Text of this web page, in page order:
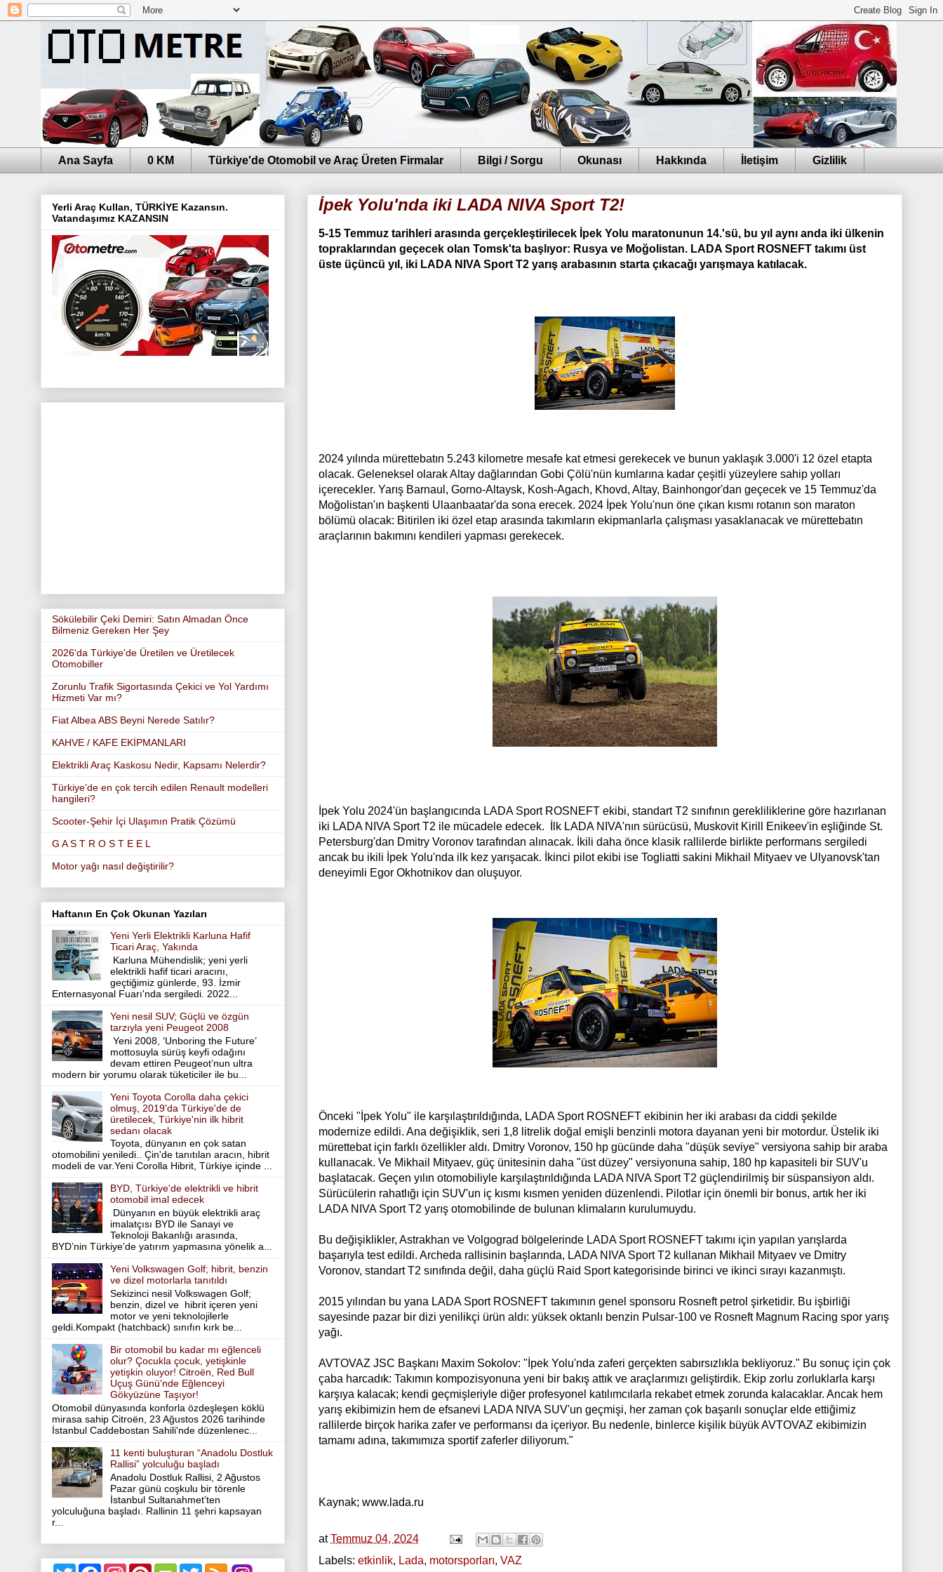
Ana Sayfa 0 KM Türkiye'de Otomobil ve Araç Üreten Firmalar Bilgi / Sorgu Okunası Hakkında İletişim Gizlilik
İpek Yolu'nda iki LADA NIVA Sport T2!
5-15 Temmuz tarihleri ​​arasında gerçekleştirilecek İpek Yolu maratonunun 14.'sü, bu yıl aynı anda iki ülkenin
topraklarından geçecek olan Tomsk'ta başlıyor: Rusya ve Moğolistan. LADA Sport ROSNEFT takımı üst
üste üçüncü yıl, iki LADA NIVA Sport T2 yarış arabasının starta çıkacağı yarışmaya katılacak.
2024 yılında mürettebatın 5.243 kilometre mesafe kat etmesi gerekecek ve bunun yaklaşık 3.000'i 12 özel etapta
olacak. Geleneksel olarak Altay dağlarından Gobi Çölü'nün kumlarına kadar çeşitli yüzeylere sahip yolları
içerecekler. Yarış Barnaul, Gorno-Altaysk, Kosh-Agach, Khovd, Altay, Bainhongor'dan geçecek ve 15 Temmuz'da
Moğolistan'ın başkenti Ulaanbaatar'da sona erecek. 2024 İpek Yolu'nun öne çıkan kısmı rotanın son maraton
bölümü olacak: Bitirilen iki özel etap arasında takımların ekipmanlarla çalışması yasaklanacak ve mürettebatın
araçlarının bakımını kendileri yapması gerekecek.
İpek Yolu 2024'ün başlangıcında LADA Sport ROSNEFT ekibi, standart T2 sınıfının gerekliliklerine göre hazırlanan
iki LADA NIVA Sport T2 ile mücadele edecek. İlk LADA NIVA'nın sürücüsü, Muskovit Kirill Enikeev'in eşliğinde St.
Petersburg'dan Dmitry Voronov tarafından alınacak. İkili daha önce klasik rallilerde birlikte performans sergiledi
ancak bu ikili İpek Yolu'nda ilk kez yarışacak. İkinci pilot ekibi ise Togliatti sakini Mikhail Mityaev ve Ulyanovsk'tan
deneyimli Egor Okhotnikov dan oluşuyor.
Önceki "İpek Yolu" ile karşılaştırıldığında, LADA Sport ROSNEFT ekibinin her iki arabası da ciddi şekilde
modernize edildi. Ana değişiklik, seri 1,8 litrelik doğal emişli benzinli motora dayanan yeni bir motordur. Üstelik iki
mürettebat için farklı özellikler aldı. Dmitry Voronov, 150 hp gücünde daha "düşük seviye" versiyona sahip bir araba
kullanacak. Ve Mikhail Mityaev, güç ünitesinin daha "üst düzey" versiyonuna sahip, 180 hp kapasiteli bir SUV'u
başlatacak. Geçen yılın otomobiliyle karşılaştırıldığında LADA NIVA Sport T2 güçlendirilmiş bir süspansiyon aldı.
Sürücülerin rahatlığı için SUV'un iç kısmı kısmen yeniden düzenlendi. Pilotlar için önemli bir bonus, artık her iki
LADA NIVA Sport T2 yarış otomobilinde de bulunan klimaların kurulumuydu.
Bu değişiklikler, Astrakhan ve Volgograd bölgelerinde LADA Sport ROSNEFT takımı için yapılan yarışlarda
başarıyla test edildi. Archeda rallisinin başlarında, LADA NIVA Sport T2 kullanan Mikhail Mityaev ve Dmitry
Voronov, standart T2 sınıfında değil, daha güçlü Raid Sport kategorisinde birinci ve ikinci sırayı kazanmıştı.
2015 yılından bu yana LADA Sport ROSNEFT takımının genel sponsoru Rosneft petrol şirketidir. Bu işbirliği
sayesinde pazar bir dizi yenilikçi ürün aldı: yüksek oktanlı benzin Pulsar-100 ve Rosneft Magnum Racing spor yarış
yağı.
AVTOVAZ JSC Başkanı Maxim Sokolov: "İpek Yolu'nda zaferi gerçekten sabırsızlıkla bekliyoruz." Bu sonuç için çok
çaba harcadık: Takımın kompozisyonuna yeni bir bakış attık ve araçlarımızı geliştirdik. Ekip zorlu zorluklarla karşı
karşıya kalacak; kendi geçmişleriyle diğer profesyonel katılımcılarla rekabet etmek zorunda kalacaklar. Ancak hem
yarış ekibimizin hem de efsanevi LADA NIVA SUV'un geçmişi, her zaman çok başarılı sonuçlar elde ettiğimiz
rallilerde birçok harika zafer ve performansı da içeriyor. Bu nedenle, binlerce kişilik büyük AVTOVAZ ekibimizin
tamamı adına, takımımıza sportif zaferler diliyorum."
Kaynak; www.lada.ru
atTemmuz 04, 2024
Labels: etkinlik, Lada, motorsporları, VAZ
Yerli Araç Kullan, TÜRKİYE Kazansın.
Vatandaşımız KAZANSIN
Sökülebilir Çeki Demiri: Satın Almadan Önce
Bilmeniz Gereken Her Şey
2026'da Türkiye'de Üretilen ve Üretilecek
Otomobiller
Zorunlu Trafik Sigortasında Çekici ve Yol Yardımı
Hizmeti Var mı?
Fiat Albea ABS Beyni Nerede Satılır?
KAHVE / KAFE EKİPMANLARI
Elektrikli Araç Kaskosu Nedir, Kapsamı Nelerdir?
Türkiye’de en çok tercih edilen Renault modelleri
hangileri?
Scooter-Şehir İçi Ulaşımın Pratik Çözümü
G A S T R O S T E E L
Motor yağı nasıl değiştirilir?
Haftanın En Çok Okunan Yazıları
Yeni Yerli Elektrikli Karluna Hafif
Ticari Araç, Yakında
Karluna Mühendislik; yeni yerli
elektrikli hafif ticari aracını,
geçtiğimiz günlerde, 93. İzmir
Enternasyonal Fuarı'nda sergiledi. 2022...
Yeni nesil SUV; Güçlü ve özgün
tarzıyla yeni Peugeot 2008
Yeni 2008, ‘Unboring the Future’
mottosuyla sürüş keyfi odağını
devam ettiren Peugeot’nun ultra
modern bir yorumu olarak tüketiciler ile bu...
Yeni Toyota Corolla daha çekici
olmuş, 2019'da Türkiye'de de
üretilecek, Türkiye'nin ilk hibrit
sedanı olacak
Toyota, dünyanın en çok satan
otomobilini yeniledi.. Çin'de tanıtılan aracın, hibrit
modeli de var.Yeni Corolla Hibrit, Türkiye içinde ...
BYD, Türkiye'de elektrikli ve hibrit
otomobil imal edecek
Dünyanın en büyük elektrikli araç
imalatçısı BYD ile Sanayi ve
Teknoloji Bakanlığı arasında,
BYD’nin Türkiye’de yatırım yapmasına yönelik a...
Yeni Volkswagen Golf; hibrit, benzin
ve dizel motorlarla tanıtıldı
Sekizinci nesil Volkswagen Golf;
benzin, dizel ve hibrit içeren yeni
motor ve yeni teknolojilerle
geldi.Kompakt (hatchback) sınıfın kırk be...
Bir otomobil bu kadar mı eğlenceli
olur? Çocukla çocuk, yetişkinle
yetişkin oluyor! Citroën, Red Bull
Uçuş Günü'nde Eğlenceyi
Gökyüzüne Taşıyor!
Otomobil dünyasında konforla özdeşleşen köklü
mirasa sahip Citroën, 23 Ağustos 2026 tarihinde
İstanbul Caddebostan Sahili'nde düzenlenec...
11 kenti buluşturan “Anadolu Dostluk
Rallisi” yolculuğu başladı
Anadolu Dostluk Rallisi, 2 Ağustos
Pazar günü coşkulu bir törenle
İstanbul Sultanahmet’ten
yolculuğuna başladı. Rallinin 11 şehri kapsayan
r...
T
F
P
T